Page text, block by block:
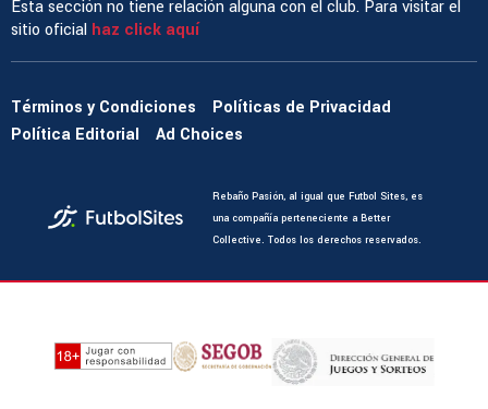
Esta sección no tiene relación alguna con el club. Para visitar el
sitio oficial haz click aquí
Términos y Condiciones
Políticas de Privacidad
Política Editorial
Ad Choices
Rebaño Pasión, al igual que Futbol Sites, es
una compañía perteneciente a Better
Collective. Todos los derechos reservados.